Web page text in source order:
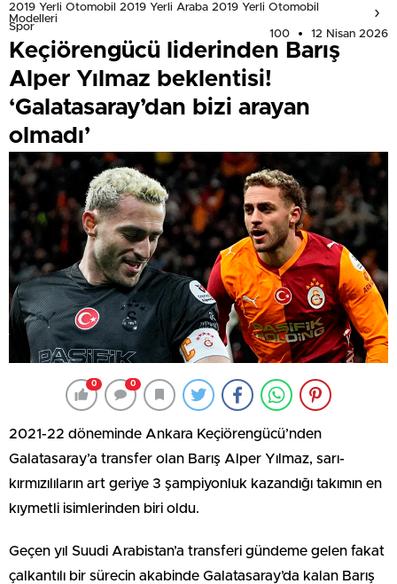
2019 Yerli Otomobil 2019 Yerli Araba 2019 Yerli Otomobil
Modelleri
Spor
100 12 Nisan 2026
Keçiörengücü liderinden Barış
Alper Yılmaz beklentisi!
‘Galatasaray’dan bizi arayan
olmadı’
0 0
2021-22 döneminde Ankara Keçiörengücü’nden
Galatasaray’a transfer olan Barış Alper Yılmaz, sarı-
kırmızılıların art geriye 3 şampiyonluk kazandığı takımın en
kıymetli isimlerinden biri oldu.
Geçen yıl Suudi Arabistan’a transferi gündeme gelen fakat
çalkantılı bir sürecin akabinde Galatasaray’da kalan Barış